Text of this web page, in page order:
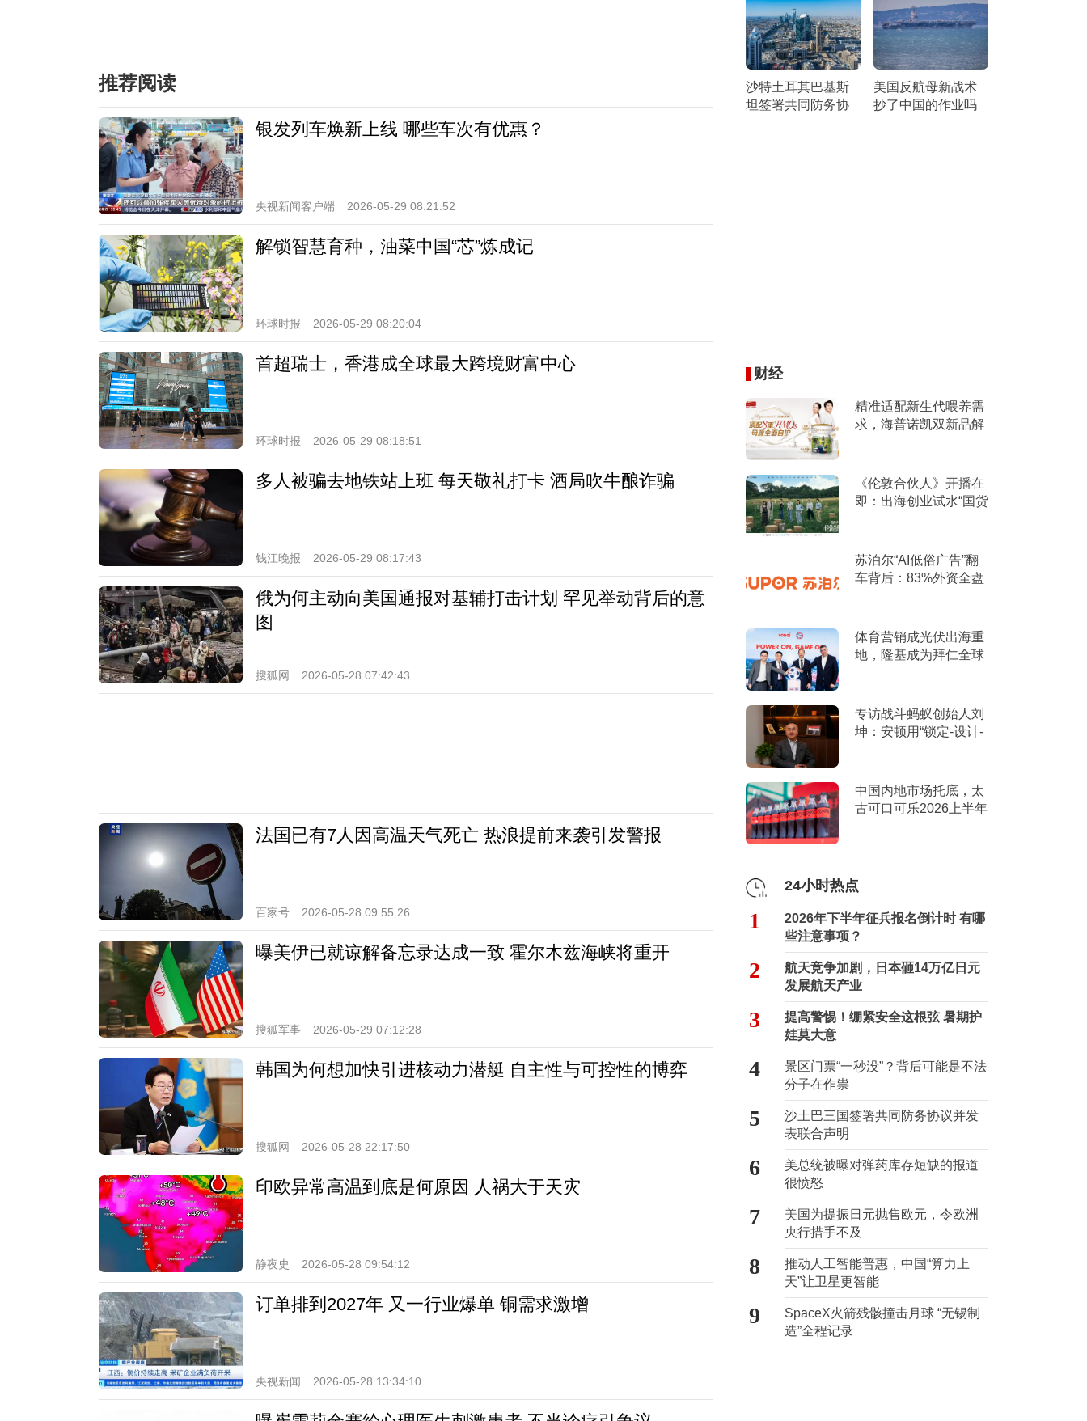
推荐阅读
银发列车焕新上线 哪些车次有优惠？
央视新闻客户端 2026-05-29 08:21:52
解锁智慧育种，油菜中国“芯”炼成记
环球时报 2026-05-29 08:20:04
首超瑞士，香港成全球最大跨境财富中心
环球时报 2026-05-29 08:18:51
多人被骗去地铁站上班 每天敬礼打卡 酒局吹牛酿诈骗
钱江晚报 2026-05-29 08:17:43
俄为何主动向美国通报对基辅打击计划 罕见举动背后的意
图
搜狐网 2026-05-28 07:42:43
法国已有7人因高温天气死亡 热浪提前来袭引发警报
百家号 2026-05-28 09:55:26
曝美伊已就谅解备忘录达成一致 霍尔木兹海峡将重开
搜狐军事 2026-05-29 07:12:28
韩国为何想加快引进核动力潜艇 自主性与可控性的博弈
搜狐网 2026-05-28 22:17:50
印欧异常高温到底是何原因 人祸大于天灾
静夜史 2026-05-28 09:54:12
订单排到2027年 又一行业爆单 铜需求激增
央视新闻 2026-05-28 13:34:10
沙特土耳其巴基斯
坦签署共同防务协
美国反航母新战术
抄了中国的作业吗
财经
精准适配新生代喂养需
求，海普诺凯双新品解
《伦敦合伙人》开播在
即：出海创业试水“国货
苏泊尔“AI低俗广告”翻
车背后：83%外资全盘
体育营销成光伏出海重
地，隆基成为拜仁全球
专访战斗蚂蚁创始人刘
坤：安顿用“锁定-设计-
中国内地市场托底，太
古可口可乐2026上半年
24小时热点
1
2026年下半年征兵报名倒计时 有哪
些注意事项？
2
航天竞争加剧，日本砸14万亿日元
发展航天产业
3
提高警惕！绷紧安全这根弦 暑期护
娃莫大意
4
景区门票“一秒没”？背后可能是不法
分子在作祟
5
沙土巴三国签署共同防务协议并发
表联合声明
6
美总统被曝对弹药库存短缺的报道
很愤怒
7
美国为提振日元抛售欧元，令欧洲
央行措手不及
8
推动人工智能普惠，中国“算力上
天”让卫星更智能
9
SpaceX火箭残骸撞击月球 “无锡制
造”全程记录